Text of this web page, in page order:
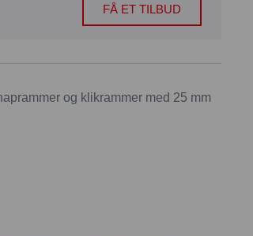
FÅ ET TILBUD
og klikrammer med 25 mm